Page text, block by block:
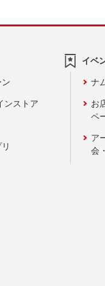
ンストア
イベ
ナ
お
ペ
ア
会